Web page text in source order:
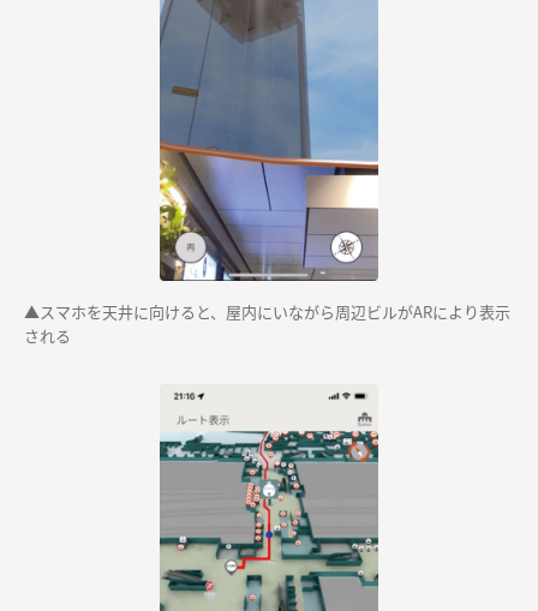
▲スマホを天井に向けると、屋内にいながら周辺ビルがARにより表示
される